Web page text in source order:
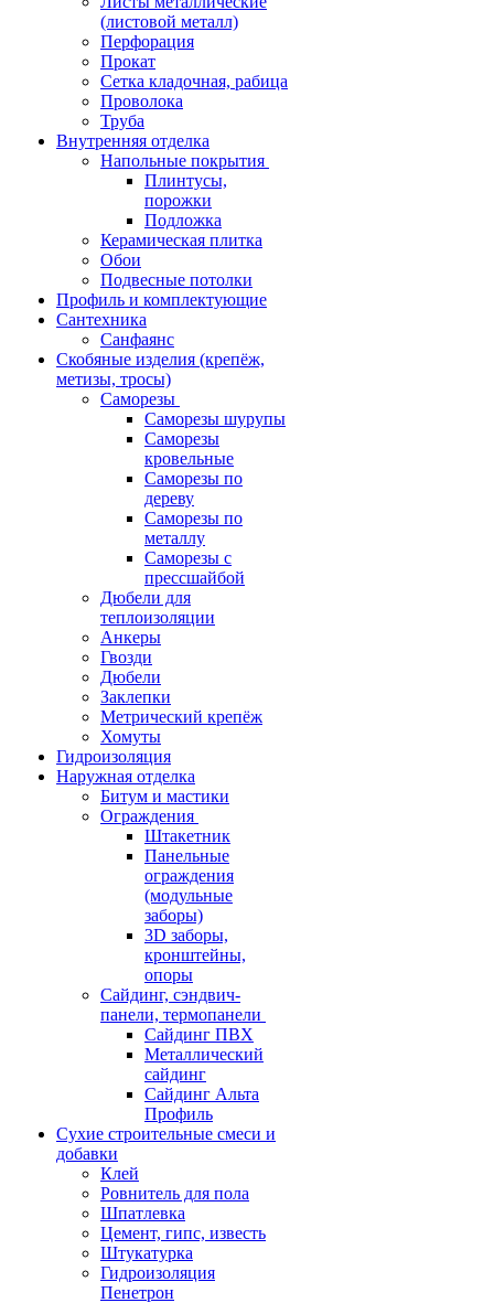
(листовой металл)
Перфорация
Прокат
Сетка кладочная, рабица
Проволока
Труба
Внутренняя отделка
Напольные покрытия
Плинтусы,
порожки
Подложка
Керамическая плитка
Обои
Подвесные потолки
Профиль и комплектующие
Сантехника
Санфаянс
Скобяные изделия (крепёж,
метизы, тросы)
Саморезы
Саморезы шурупы
Саморезы
кровельные
Саморезы по
дереву
Саморезы по
металлу
Саморезы с
прессшайбой
Дюбели для
теплоизоляции
Анкеры
Гвозди
Дюбели
Заклепки
Метрический крепёж
Хомуты
Гидроизоляция
Наружная отделка
Битум и мастики
Ограждения
Штакетник
Панельные
ограждения
(модульные
заборы)
3D заборы,
кронштейны,
опоры
Cайдинг, сэндвич-
панели, термопанели
Сайдинг ПВХ
Металлический
сайдинг
Сайдинг Альта
Профиль
Сухие строительные смеси и
добавки
Клей
Ровнитель для пола
Шпатлевка
Цемент, гипс, известь
Штукатурка
Гидроизоляция
Пенетрон